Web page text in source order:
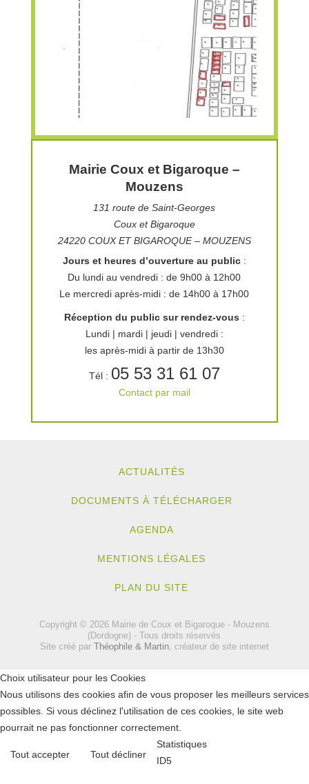
Procédure de reprise des concessions
Mairie Coux et Bigaroque –
Mouzens
131 route de Saint-Georges
Coux et Bigaroque
24220 COUX ET BIGAROQUE – MOUZENS
Jours et heures d’ouverture au public:
Du lundi au vendredi : de 9h00 à 12h00
Le mercredi après-midi : de 14h00 à 17h00
Réception du public sur rendez-vous :
Lundi | mardi | jeudi | vendredi :
les après-midi à partir de 13h30
Tél : 05 53 31 61 07
Contact par mail
ACTUALITÉS
DOCUMENTS À TÉLÉCHARGER
AGENDA
MENTIONS LÉGALES
PLAN DU SITE
Copyright © 2026 Mairie de Coux et Bigaroque - Mouzens
(Dordogne) - Tous droits réservés
Site créé par Théophile & Martin, créateur de site internet
Choix utilisateur pour les Cookies
Nous utilisons des cookies afin de vous proposer les meilleurs services
possibles. Si vous déclinez l'utilisation de ces cookies, le site web
pourrait ne pas fonctionner correctement.
Tout accepter Tout décliner
Statistiques
ID5